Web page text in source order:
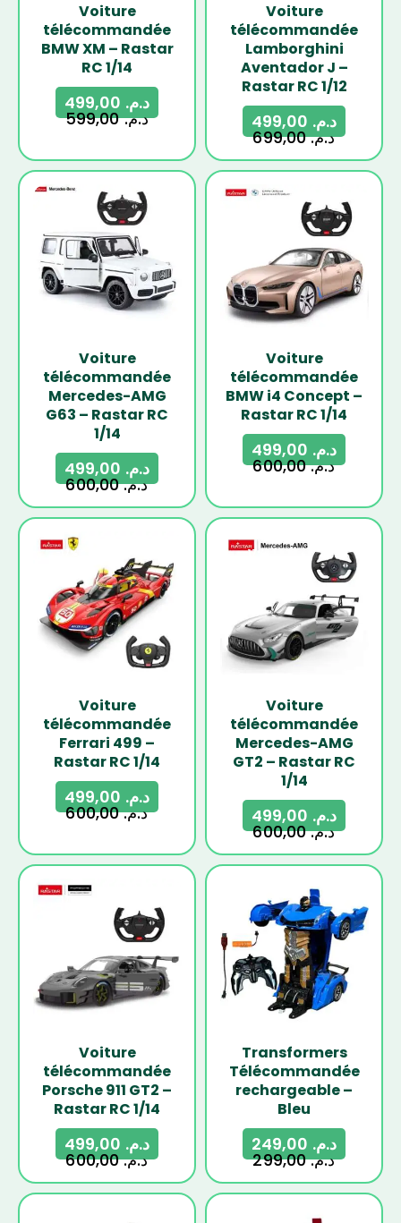
Voiture
télécommandée
BMW XM – Rastar
RC 1/14
د.م.599,00
د.م.
Voiture
télécommandée
Lamborghini
Aventador J –
Rastar RC 1/12
د.م.699,00
د.م.
Voiture
télécommandée
Mercedes-AMG
G63 – Rastar RC
1/14
د.م.600,00
د.م.
Voiture
télécommandée
BMW i4 Concept –
Rastar RC 1/14
د.م.600,00
د.م.
-17%
Voiture
télécommandée
Ferrari 499 –
Rastar RC 1/14
د.م.600,00
د.م.
-17%
Voiture
télécommandée
Mercedes-AMG
GT2 – Rastar RC
1/14
د.م.600,00
د.م.
Voiture
télécommandée
Porsche 911 GT2 –
Rastar RC 1/14
د.م.600,00
د.م.
Transformers
Télécommandée
rechargeable –
Bleu
د.م.299,00
د.م.